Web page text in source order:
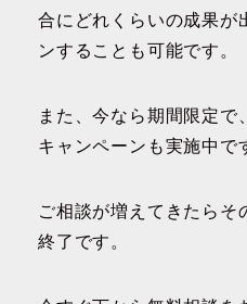
合にどれくらいの成果が
ンすることも可能です。
また、今なら期間限定で
キャンペーンも実施中で
ご相談が増えてきたらそ
終了です。